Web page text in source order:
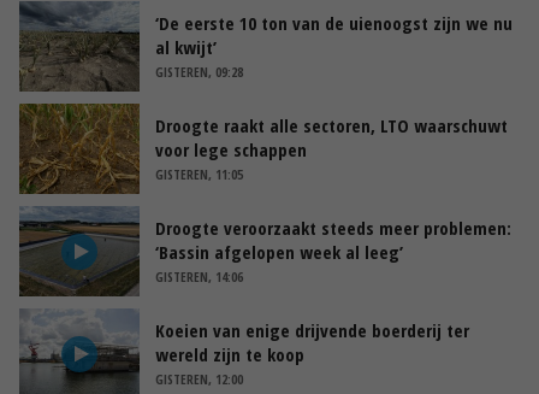
‘De eerste 10 ton van de uienoogst zijn we nu
al kwijt’
GISTEREN, 09:28
Droogte raakt alle sectoren, LTO waarschuwt
voor lege schappen
GISTEREN, 11:05
Droogte veroorzaakt steeds meer problemen:
‘Bassin afgelopen week al leeg’
GISTEREN, 14:06
Koeien van enige drijvende boerderij ter
wereld zijn te koop
GISTEREN, 12:00